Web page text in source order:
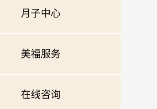
月子中心
美福服务
在线咨询